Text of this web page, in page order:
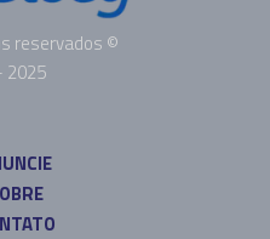
reservados ©
2025